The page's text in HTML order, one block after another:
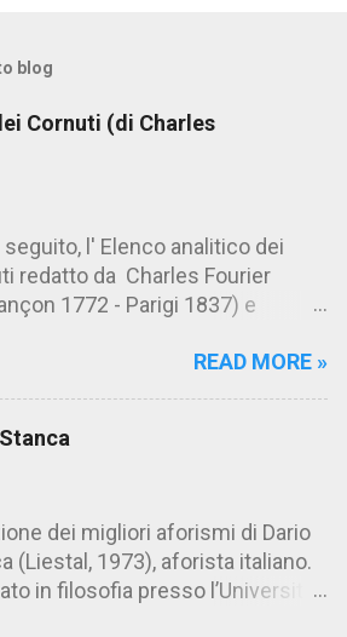
blog
Cornuti (di Charles
seguito, l' Elenco analitico dei
redatto da Charles Fourier
1772 - Parigi 1837) e
trovi anche una raccolta di
pretenzioso: colui che ritiene
tanto fortunata, per averlo
l'idea del tradimento. Ciò lo
un marito assai comodo.
Fourier) Elenco analitico dei
READ MORE »
dei migliori aforismi di Dario
(Liestal, 1973), aforista italiano.
in filosofia presso l’Università